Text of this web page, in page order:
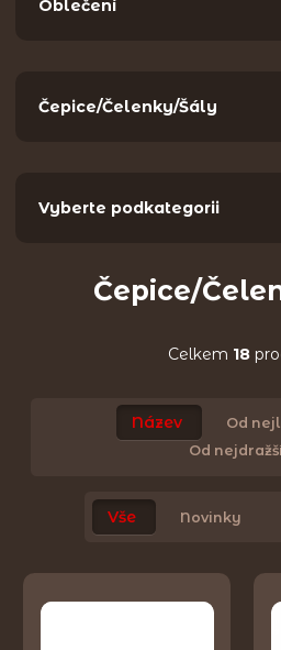
Oblečení
Čepice/Čelenky/Šály
Vyberte podkategorii
Čepice/
Celkem 18
Název
Od
Od
Vše Novinky